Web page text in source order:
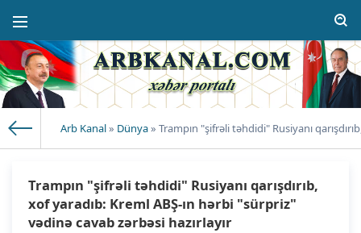
Arb Kanal» Dünya» Trampın "şifrəli təhdidi" Rusiyanı
Trampın "şifrəli təhdidi" Rusiyanı qarışdırıb,
xof yaradıb: Kreml ABŞ-ın hərbi "sürpriz"
vədinə cavab zərbəsi hazırlayır